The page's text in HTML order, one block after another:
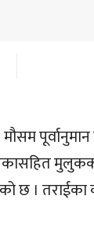
मुलुकका
छ ।